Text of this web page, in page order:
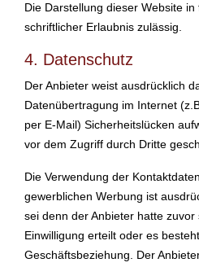
Die Darstellung dieser Website
schriftlicher Erlaubnis zulässig.
4. Datenschutz
Der Anbieter weist ausdrücklich
Datenübertragung im Internet
per E-Mail) Sicherheitslücken
vor dem Zugriff durch Dritte
Die Verwendung der
gewerblichen Werbung ist
sei denn der Anbieter hatte zuvor
Einwilligung erteilt oder es
Geschäftsbeziehung. Der